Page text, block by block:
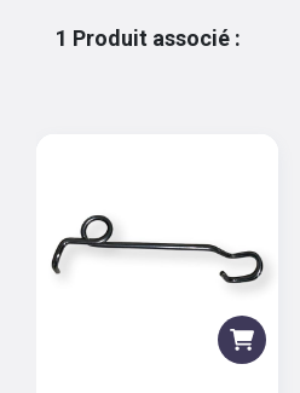
1 Produit associé :